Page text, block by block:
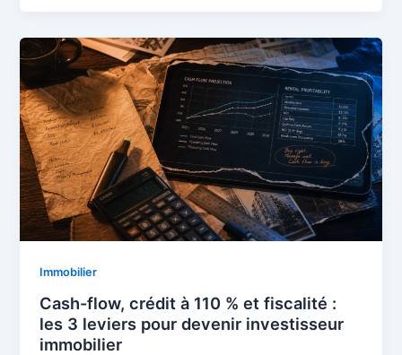
Immobilier
Cash-flow, crédit à 110 % et fiscalité :
les 3 leviers pour devenir investisseur
immobilier